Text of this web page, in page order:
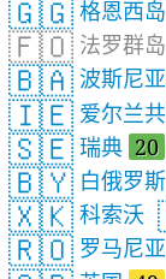
🇬🇬 格恩西岛
🇫🇴 法罗群岛
🇧🇦 波斯尼
🇮🇪 爱尔兰
🇸🇪 瑞典 20
🇧🇾 白俄罗斯
🇽🇰 科索沃
🇷🇴 罗马尼亚